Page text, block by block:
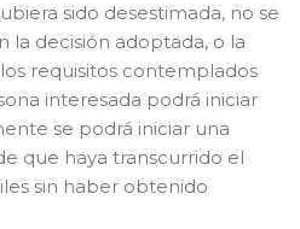
sido desestimada, no se
la decisión adoptada, o la
requisitos contemplados
interesada podrá iniciar
se podrá iniciar una
que haya transcurrido el
sin haber obtenido